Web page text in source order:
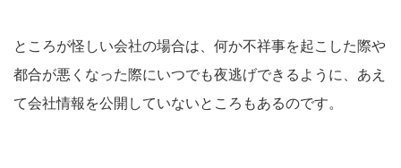
ところが怪しい会社の場合は、何か不祥事を起こした際や
都合が悪くなった際にいつでも夜逃げできるように、あえ
て会社情報を公開していないところもあるのです。